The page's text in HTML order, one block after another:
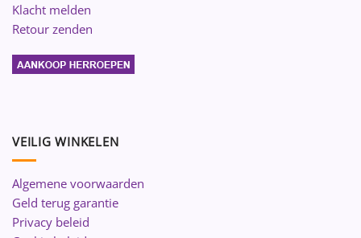
Klacht melden
Retour zenden
VEILIG WINKELEN
Algemene voorwaarden
Geld terug garantie
Privacy beleid